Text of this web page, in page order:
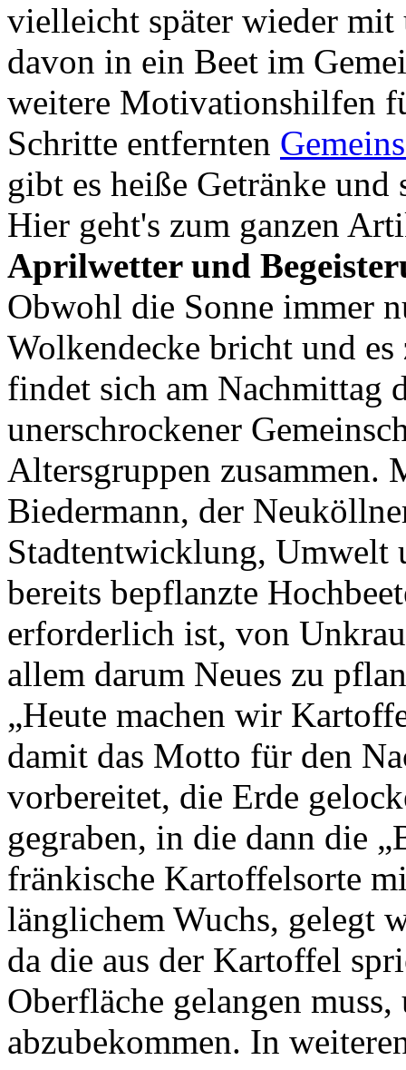
vielleicht später wieder mit
davon in ein Beet im
weitere Motivationshilfen
Schritte entfernten
gibt es heiße Getränke
Hier geht's zum ganzen
Aprilwetter und
Obwohl die Sonne immer
Wolkendecke bricht und
findet sich am Nachmittag
unerschrockener
Altersgruppen zusammen.
Biedermann, der
Stadtentwicklung, Umwelt
bereits bepflanzte
erforderlich ist, von
allem darum Neues zu
„Heute machen wir
damit das Motto für den
vorbereitet, die Erde
gegraben, in die dann die
fränkische Kartoffelsorte
länglichem Wuchs, gelegt
da die aus der Kartoffel
Oberfläche gelangen
abzubekommen. In